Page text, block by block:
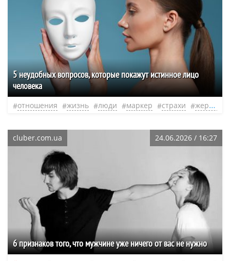
5 неудобных вопросов, которые покажут истинное лицо
человека
отношения жизнь люди маркер страхи жертва
cluber.com.ua 24.06.2026 / 16:27
6 признаков того, что мужчине уже ничего от вас не нужно